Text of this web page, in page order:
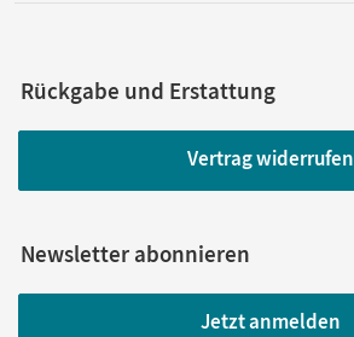
Rückgabe und Erstattung
Vertrag widerrufen
Newsletter abonnieren
Jetzt anmelden